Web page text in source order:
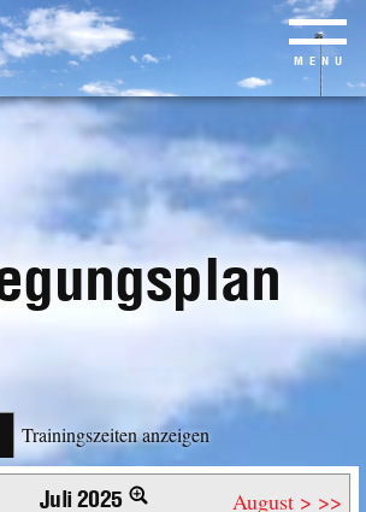
MENU
Trainingszeiten anzeigen
Juli 2025 August > >>